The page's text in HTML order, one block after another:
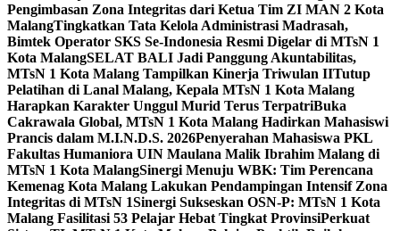
Pengimbasan Zona Integritas dari Ketua Tim ZI MAN 2 Kota
MalangTingkatkan Tata Kelola Administrasi Madrasah,
Bimtek Operator SKS Se-Indonesia Resmi Digelar di MTsN 1
Kota MalangSELAT BALI Jadi Panggung Akuntabilitas,
MTsN 1 Kota Malang Tampilkan Kinerja Triwulan IITutup
Pelatihan di Lanal Malang, Kepala MTsN 1 Kota Malang
Harapkan Karakter Unggul Murid Terus TerpatriBuka
Cakrawala Global, MTsN 1 Kota Malang Hadirkan Mahasiswi
Prancis dalam M.I.N.D.S. 2026Penyerahan Mahasiswa PKL
Fakultas Humaniora UIN Maulana Malik Ibrahim Malang di
MTsN 1 Kota MalangSinergi Menuju WBK: Tim Perencana
Kemenag Kota Malang Lakukan Pendampingan Intensif Zona
Integritas di MTsN 1Sinergi Sukseskan OSN-P: MTsN 1 Kota
Malang Fasilitasi 53 Pelajar Hebat Tingkat ProvinsiPerkuat